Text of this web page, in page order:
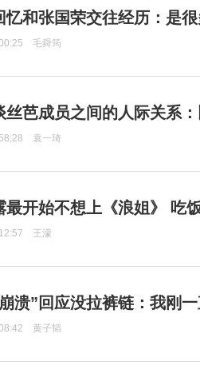
忆和张国荣交往经历：是
毛舜筠
丝芭成员之间的人际关系
袁一琦
最开始不想上《浪姐》 吃
王濛
溃”回应没拉裤链：我刚
黄子韬